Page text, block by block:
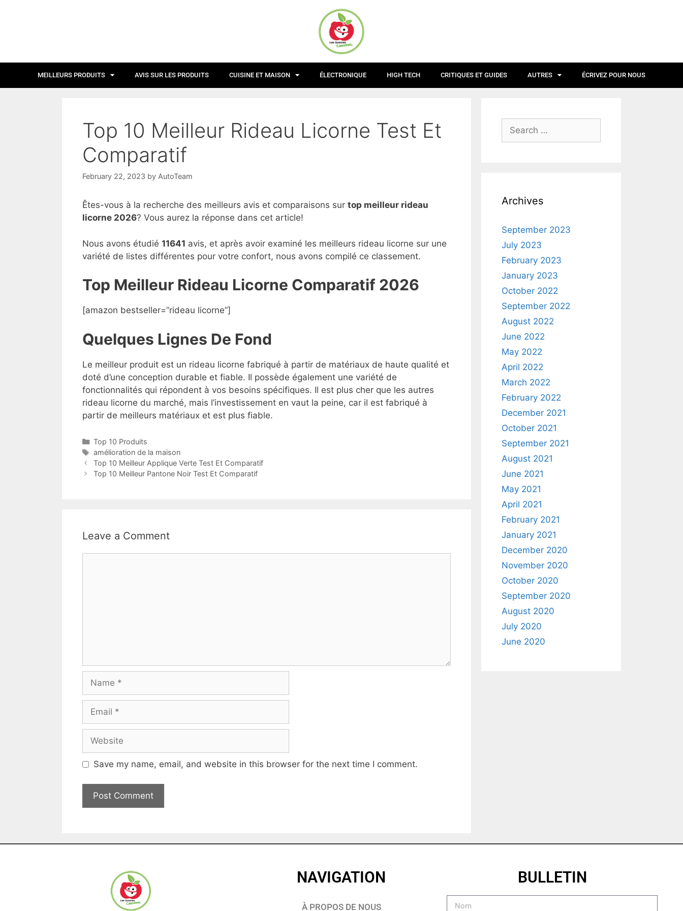
MEILLEURS PRODUITS AVIS SUR LES PRODUITS CUISINE ET MAISON ÉLECTRONIQUE HIGH TECH CRITIQUES ET GUIDES AUTRES ÉCRIVEZ POUR NOUS
Top 10 Meilleur Rideau Licorne Test Et
Comparatif
February 22, 2023 by AutoTeam
Êtes-vous à la recherche des meilleurs avis et comparaisons sur top meilleur rideau
licorne 2026? Vous aurez la réponse dans cet article!
Nous avons étudié 11641 avis, et après avoir examiné les meilleurs rideau licorne sur une
variété de listes différentes pour votre confort, nous avons compilé ce classement.
Top Meilleur Rideau Licorne Comparatif 2026
[amazon bestseller=”rideau licorne”]
Quelques Lignes De Fond
Le meilleur produit est un rideau licorne fabriqué à partir de matériaux de haute qualité et
doté d’une conception durable et fiable. Il possède également une variété de
fonctionnalités qui répondent à vos besoins spécifiques. Il est plus cher que les autres
rideau licorne du marché, mais l’investissement en vaut la peine, car il est fabriqué à
partir de meilleurs matériaux et est plus fiable.
Top 10 Produits
amélioration de la maison
Top 10 Meilleur Applique Verte Test Et Comparatif
Top 10 Meilleur Pantone Noir Test Et Comparatif
Leave a Comment
Save my name, email, and website in this browser for the next time I comment.
Archives
September 2023
July 2023
February 2023
January 2023
October 2022
September 2022
August 2022
June 2022
May 2022
April 2022
March 2022
February 2022
December 2021
October 2021
September 2021
August 2021
June 2021
May 2021
April 2021
February 2021
January 2021
December 2020
November 2020
October 2020
September 2020
August 2020
July 2020
June 2020
NAVIGATION
À PROPOS DE NOUS
BULLETIN